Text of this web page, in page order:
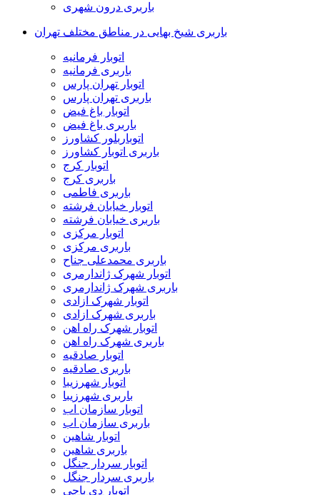
باربری درون شهری
باربری شیخ بهایی در مناطق مختلف تهران
اتوبار فرمانیه
باربری فرمانیه
اتوبار تهران پارس
باربری تهران پارس
اتوبار باغ فیض
باربری باغ فیض
اتوباربلور کشاورز
باربری اتوبار کشاورز
اتوبار کرج
باربری کرج
باربری فاطمی
اتوبار خیابان فرشته
باربری خیابان فرشته
اتوبار مرکزی
باربری مرکزی
باربری محمدعلی جناح
اتوبار شهرک ژاندارمری
باربری شهرک ژاندارمری
اتوبار شهرک ازادی
باربری شهرک ازادی
اتوبار شهرک راه اهن
باربری شهرک راه اهن
اتوبار صادقیه
باربری صادقیه
اتوبار شهرزیبا
باربری شهرزیبا
اتوبار سازمان اب
باربری سازمان اب
اتوبار شاهین
باربری شاهین
اتوبار سردار جنگل
باربری سردار جنگل
اتوبار دی باجی